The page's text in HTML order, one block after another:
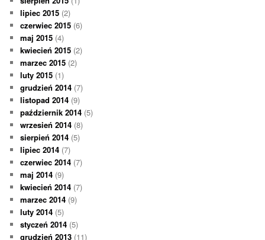
lipiec 2015 (2)
czerwiec 2015 (6)
maj 2015 (4)
kwiecień 2015 (2)
marzec 2015 (2)
luty 2015 (1)
grudzień 2014 (7)
listopad 2014 (9)
październik 2014 (5)
wrzesień 2014 (8)
sierpień 2014 (5)
lipiec 2014 (7)
czerwiec 2014 (7)
maj 2014 (9)
kwiecień 2014 (7)
marzec 2014 (9)
luty 2014 (5)
styczeń 2014 (5)
grudzień 2013 (11)